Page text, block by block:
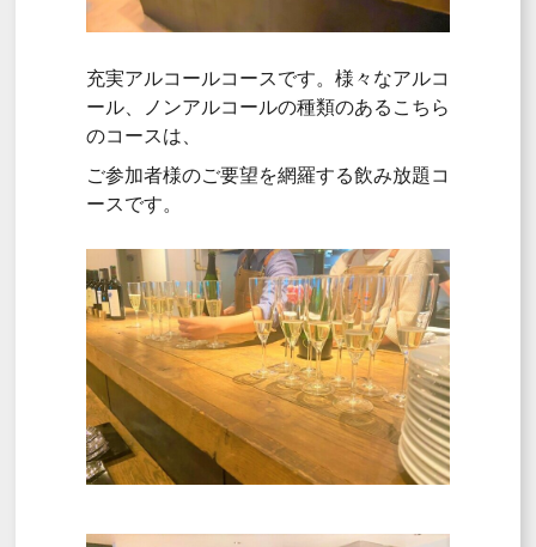
充実アルコールコースです。様々なアルコ
ール、ノンアルコールの種類のあるこちら
のコースは、
ご参加者様のご要望を網羅する飲み放題コ
ースです。